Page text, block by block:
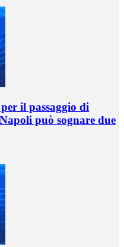
il passaggio di
può sognare due